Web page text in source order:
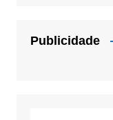
Publicidade